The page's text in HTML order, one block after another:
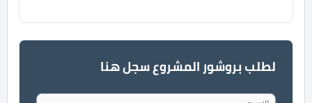
لطلب بروشور المشروع سجل هنا